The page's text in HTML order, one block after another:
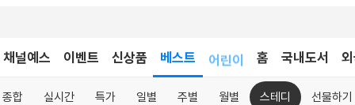
채널예스 이벤트 신상품 베스트
어린이
어린이
홈 국내도서
종합 실시간 특가 일별 주별 월별 스테디 선물하기